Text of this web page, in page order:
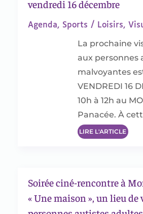
vendredi 16 décembre
Agenda, Sports / Loisirs,
La prochaine
aux personnes
malvoyantes
VENDREDI 16
10h à 12h au
Panacée. À
LIRE L'ARTICLE
Soirée ciné-rencontre à
« Une maison », un lieu de